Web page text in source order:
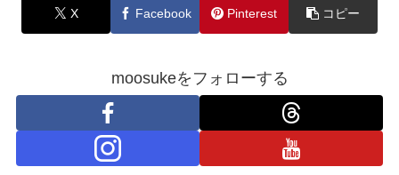
X Facebook Pinterest コピー
moosukeをフォローする